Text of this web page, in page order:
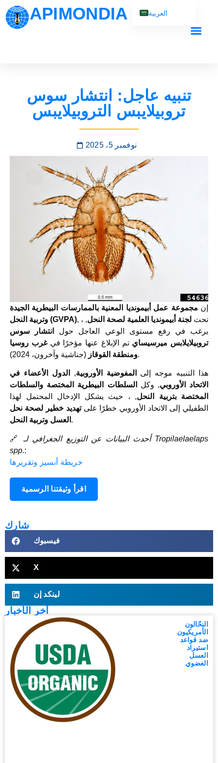
APIMONDIA
تنبيه عاجل: انتشار سوس
تروبيلايبس التروبيلايبس
نوفمبر 5، 2025
إن مجموعة عمل أبيمونديا المعنية بالممارسات البيطرية الجيدة
وتربية النحل (GVPA)
, ، تحت لجنة أبيمونديا العلمية لصحة النحل,
يرغب في رفع مستوى الوعي العاجل حول
انتشار سوس
تروبيلايلابس ميرسيساي تم الإبلاغ عنها مؤخرًا فيغرب روسيا
ومنطقة القوقاز(جناشية وآخرون، 2024).
هذا التنبيه موجه إلى المفوضية الأوروبية,
الدول الأعضاء في
الاتحاد الأوروبي, وكل
السلطات البيطرية المختصة والسلطات
المختصة بتربية النحل, ، حيث يشكل الإدخال المحتمل لهذا
الطفيلي إلى الاتحاد الأوروبي خطرًا علىتهديد خطير لصحة نحل
العسل وتربية النحل .
🔗أحدث البيانات عن التوزيع الجغرافي لـ Tropilaelaelaps
spp.:
خريطة أنسيز وتقريرها
اقرأ وثيقتنا الرسمية
شارك
فيسبوك
X
لينكد إن
آخر الأخبار
النحّالون
الأمريكيون
ضد قواعد
استيراد
العسل
العضوي
العربية
Русский